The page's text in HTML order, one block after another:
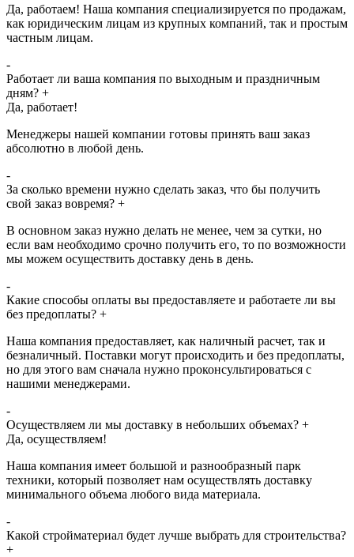
Да, работаем! Наша компания специализируется по продажам,
как юридическим лицам из крупных компаний, так и простым
частным лицам.
-
Работает ли ваша компания по выходным и праздничным
дням? +
Да, работает!
Менеджеры нашей компании готовы принять ваш заказ
абсолютно в любой день.
-
За сколько времени нужно сделать заказ, что бы получить
свой заказ вовремя? +
В основном заказ нужно делать не менее, чем за сутки, но
если вам необходимо срочно получить его, то по возможности
мы можем осуществить доставку день в день.
-
Какие способы оплаты вы предоставляете и работаете ли вы
без предоплаты? +
Наша компания предоставляет, как наличный расчет, так и
безналичный. Поставки могут происходить и без предоплаты,
но для этого вам сначала нужно проконсультироваться с
нашими менеджерами.
-
Осуществляем ли мы доставку в небольших объемах? +
Да, осуществляем!
Наша компания имеет большой и разнообразный парк
техники, который позволяет нам осуществлять доставку
минимального объема любого вида материала.
-
Какой стройматериал будет лучше выбрать для строительства?
+